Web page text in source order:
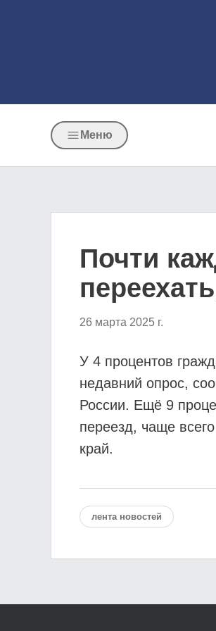
Меню
Почти
26 марта 2025 г.
У 4 процентов
недавний опрос,
России. Ещё 9
переезд, чаще
край.
лента новостей